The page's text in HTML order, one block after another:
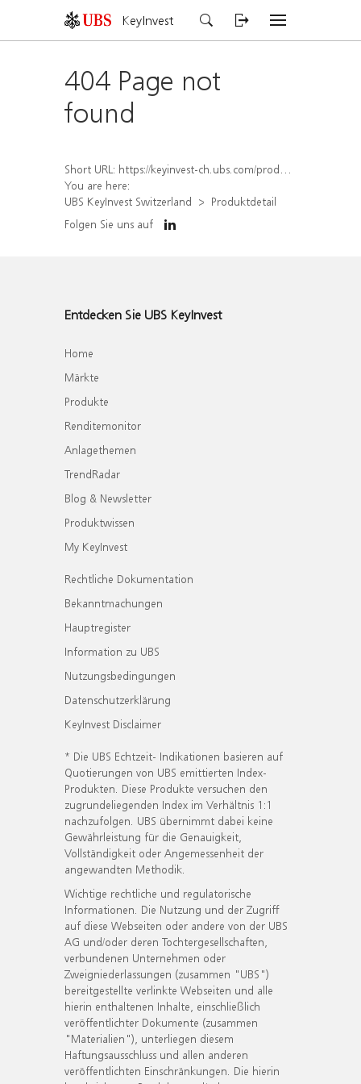
KeyInvest
404 Page not
found
Short URL: https://keyinvest-ch.ubs.com/produkt/detail/index/isin/CH1567391565
You are here:
UBS KeyInvest Switzerland
Produktdetail
Folgen Sie uns auf
Entdecken Sie UBS KeyInvest
Home
Märkte
Produkte
Renditemonitor
Anlagethemen
TrendRadar
Blog & Newsletter
Produktwissen
My KeyInvest
Rechtliche Dokumentation
Bekanntmachungen
Hauptregister
Information zu UBS
Nutzungsbedingungen
Datenschutzerklärung
KeyInvest Disclaimer
* Die UBS Echtzeit- Indikationen basieren auf
Quotierungen von UBS emittierten Index-
Produkten. Diese Produkte versuchen den
zugrundeliegenden Index im Verhältnis 1:1
nachzufolgen. UBS übernimmt dabei keine
Gewährleistung für die Genauigkeit,
Vollständigkeit oder Angemessenheit der
angewandten Methodik.
Wichtige rechtliche und regulatorische
Informationen. Die Nutzung und der Zugriff
auf diese Webseiten oder andere von der UBS
AG und/oder deren Tochtergesellschaften,
verbundenen Unternehmen oder
Zweigniederlassungen (zusammen "UBS")
bereitgestellte verlinkte Webseiten und alle
hierin enthaltenen Inhalte, einschließlich
veröffentlichter Dokumente (zusammen
"Materialien"), unterliegen diesem
Haftungsausschluss und allen anderen
veröffentlichten Einschränkungen. Die hierin